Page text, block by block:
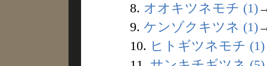
8. オオキツネモチ (1)
9. ケンゾクキツネ (1)
10. ヒトギツネモチ (1)